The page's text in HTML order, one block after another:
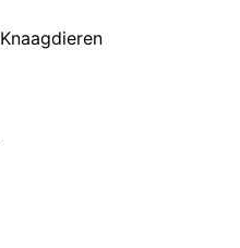
Knaagdieren